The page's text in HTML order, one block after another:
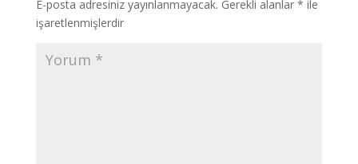
E-posta adresiniz yayınlanmayacak. Gerekli alanlar * ile
işaretlenmişlerdir